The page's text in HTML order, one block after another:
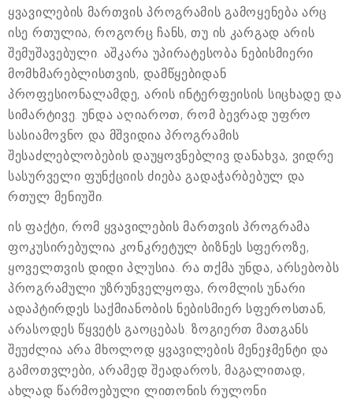
ყვავილების მართვის პროგრამის გამოყენება არც
ისე რთულია, როგორც ჩანს, თუ ის კარგად არის
შემუშავებული. აშკარა უპირატესობა ნებისმიერი
მომხმარებლისთვის, დამწყებიდან
პროფესიონალამდე, არის ინტერფეისის სიცხადე და
სიმარტივე. უნდა აღიაროთ, რომ ბევრად უფრო
სასიამოვნო და მშვიდია პროგრამის
შესაძლებლობების დაუყოვნებლივ დანახვა, ვიდრე
სასურველი ფუნქციის ძიება გადაჭარბებულ და
რთულ მენიუში.
ის ფაქტი, რომ ყვავილების მართვის პროგრამა
ფოკუსირებულია კონკრეტულ ბიზნეს სფეროზე,
ყოველთვის დიდი პლუსია. რა თქმა უნდა, არსებობს
პროგრამული უზრუნველყოფა, რომლის უნარი
ადაპტირდეს საქმიანობის ნებისმიერ სფეროსთან,
არასოდეს წყვეტს გაოცებას. ზოგიერთ მათგანს
შეუძლია არა მხოლოდ ყვავილების მენეჯმენტი და
გამოთვლები, არამედ შეადაროს, მაგალითად,
ახლად წარმოებული ლითონის რულონი